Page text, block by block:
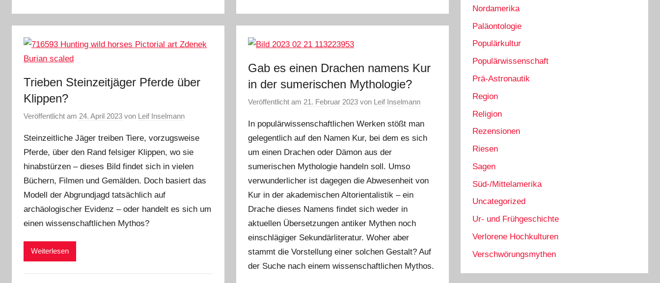
Trieben Steinzeitjäger Pferde über
Klippen?
Veröffentlicht am 24. April 2023 von Leif Inselmann
Steinzeitliche Jäger treiben Tiere, vorzugsweise
Pferde, über den Rand felsiger Klippen, wo sie
hinabstürzen – dieses Bild findet sich in vielen
Büchern, Filmen und Gemälden. Doch basiert das
Modell der Abgrundjagd tatsächlich auf
archäologischer Evidenz ‒ oder handelt es sich um
einen wissenschaftlichen Mythos?
Weiterlesen
Gab es einen Drachen namens Kur
in der sumerischen Mythologie?
Veröffentlicht am 21. Februar 2023 von Leif Inselmann
In populärwissenschaftlichen Werken stößt man
gelegentlich auf den Namen Kur, bei dem es sich
um einen Drachen oder Dämon aus der
sumerischen Mythologie handeln soll. Umso
verwunderlicher ist dagegen die Abwesenheit von
Kur in der akademischen Altorientalistik – ein
Drache dieses Namens findet sich weder in
aktuellen Übersetzungen antiker Mythen noch
einschlägiger Sekundärliteratur. Woher aber
stammt die Vorstellung einer solchen Gestalt? Auf
der Suche nach einem wissenschaftlichen Mythos.
Nordamerika
Paläontologie
Populärkultur
Populärwissenschaft
Prä-Astronautik
Region
Religion
Rezensionen
Riesen
Sagen
Süd-/Mittelamerika
Uncategorized
Ur- und Frühgeschichte
Verlorene Hochkulturen
Verschwörungsmythen